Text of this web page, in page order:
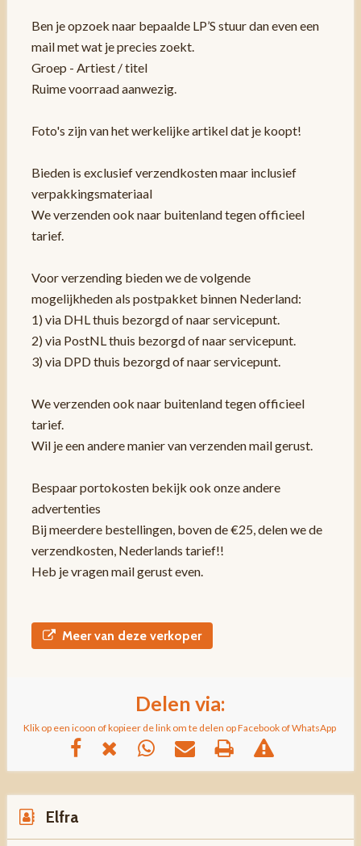
Ben je opzoek naar bepaalde LP’S stuur dan even een
mail met wat je precies zoekt.
Groep - Artiest / titel
Ruime voorraad aanwezig.
Foto's zijn van het werkelijke artikel dat je koopt!
Bieden is exclusief verzendkosten maar inclusief
verpakkingsmateriaal
We verzenden ook naar buitenland tegen officieel
tarief.
Voor verzending bieden we de volgende
mogelijkheden als postpakket binnen Nederland:
1) via DHL thuis bezorgd of naar servicepunt.
2) via PostNL thuis bezorgd of naar servicepunt.
3) via DPD thuis bezorgd of naar servicepunt.
We verzenden ook naar buitenland tegen officieel
tarief.
Wil je een andere manier van verzenden mail gerust.
Bespaar portokosten bekijk ook onze andere
advertenties
Bij meerdere bestellingen, boven de €25, delen we de
verzendkosten, Nederlands tarief!!
Heb je vragen mail gerust even.
Meer van deze verkoper
Delen via:
Klik op een icoon of kopieer de link om te delen op Facebook of WhatsApp
Elfra